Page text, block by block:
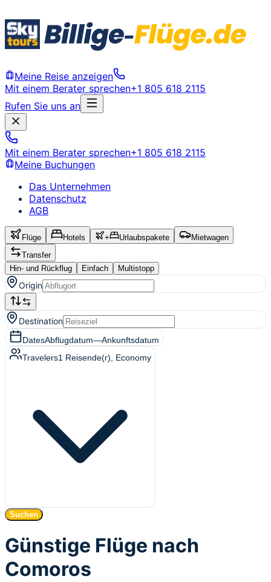
Meine Reise anzeigen
Mit einem Berater sprechen+1 805 618 2115
Rufen Sie uns an
Mit einem Berater sprechen+1 805 618 2115
Meine Buchungen
Das Unternehmen
Datenschutz
AGB
Flüge Hotels + Urlaubspakete
Mietwagen
Transfer
Hin- und Rückflug
Einfach Multistopp
Origin
Destination
DatesAbflugdatum—Ankunftsdatum
Travelers1 Reisende(r) , Economy
Suchen
Günstige Flüge nach
Comoros